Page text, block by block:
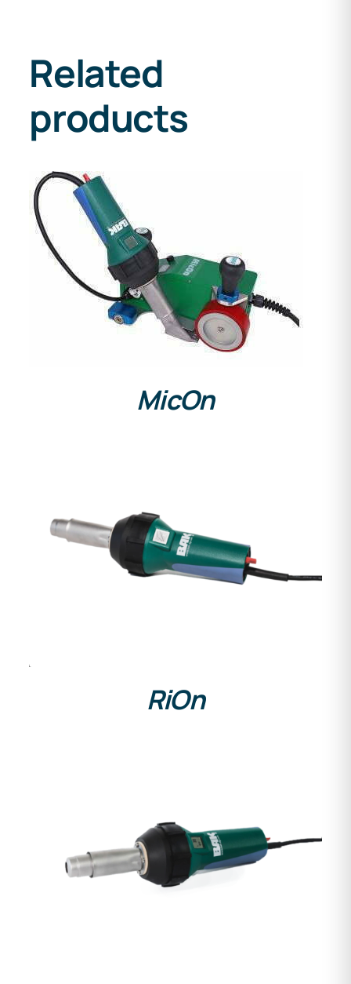
Related
products
DETAILS
MicOn
DETAILS
RiOn
DETAILS